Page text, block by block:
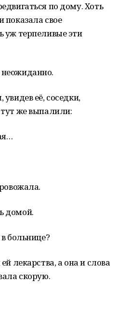
по дому. Хоть
показала свое
уж терпеливые эти
её, соседки,
же выпалили:
домой.
больнице?
лекарства, а она и слова
скорую.